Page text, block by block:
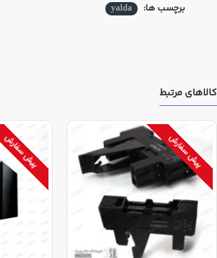
برچسب ها: yalda
کالاهای مرتبط
پیش سفارش پیش سفارش